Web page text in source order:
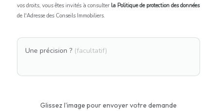
vos droits, vous êtes invités à consulter la Politique de protection des données
de l'Adresse des Conseils Immobiliers.
Une précision ? (facultatif)
Glissez l'image pour envoyer votre demande